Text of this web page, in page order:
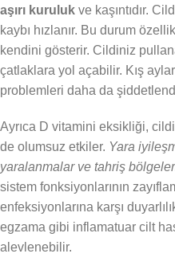
aşırı kuruluk ve kaşıntıdır.
kaybı hızlanır. Bu durum
kendini gösterir. Cildiniz
çatlaklara yol açabilir. Kış
problemleri daha da
Ayrıca D vitamini eksikliği,
de olumsuz etkiler. Yara
yaralanmalar ve tahriş
sistem fonksiyonlarının
enfeksiyonlarına karşı
egzama gibi inflamatuar cilt
alevlenebilir.